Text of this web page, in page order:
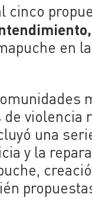
cinco
en
violencia
una
y la